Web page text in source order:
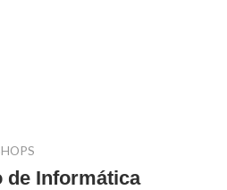
de Informática